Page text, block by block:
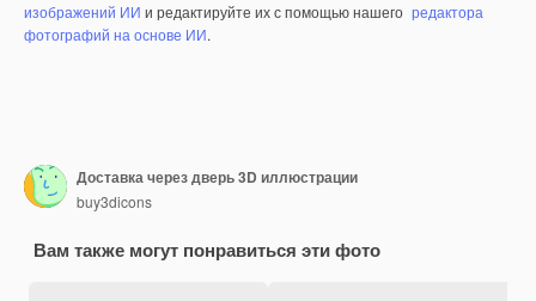
изображений ИИ и редактируйте их с помощью нашего редактора
фотографий на основе ИИ.
Доставка через дверь 3D иллюстрации
buy3dicons
Вам также могут понравиться эти фото